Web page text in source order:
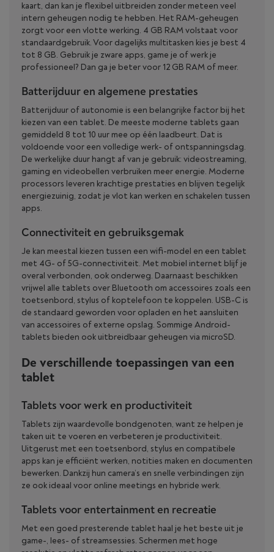
kaart, dan kan je flexibel uitbreiden zonder meteen veel
intern geheugen nodig te hebben. Het RAM-geheugen
zorgt voor een vlotte werking. 4 GB RAM volstaat voor
standaardgebruik. Voor dagelijks multitasken kies je best 4
tot 8 GB. Gebruik je zware apps, game je of werk je
professioneel? Dan ga je beter voor 12 GB RAM of meer.
Batterijduur en algemene prestaties
Batterijduur of autonomie is een belangrijke factor bij het
kiezen van een tablet. De meeste moderne tablets gaan
gemiddeld 8 tot 10 uur mee op één laadbeurt. Dat is
voldoende voor een volledige werk- of ontspanningsdag.
De werkelijke duur hangt af van je gebruik: videostreaming,
gaming en videobellen verbruiken meer energie. Moderne
processors leveren krachtige prestaties en blijven tegelijk
energiezuinig, zodat je vlot kan werken en schakelen tussen
apps.
Connectiviteit en gebruiksgemak
Je kan meestal kiezen tussen een wifi-model en een tablet
met 4G- of 5G-connectiviteit. Met mobiel internet blijf je
overal verbonden, ook onderweg. Daarnaast beschikken
vrijwel alle tablets over Bluetooth om accessoires zoals een
toetsenbord, stylus of koptelefoon te koppelen. USB-C is
de standaard geworden voor opladen en het aansluiten
van accessoires of externe opslag. Sommige Android-
tablets bieden ook uitbreidbaar geheugen via microSD.
De verschillende toepassingen van een
tablet
Tablets voor werk en productiviteit
Tablets zijn waardevolle bondgenoten, want ze helpen je
taken uit te voeren en verbeteren je productiviteit.
Uitgerust met een toetsenbord, stylus en compatibele
apps kan je efficiënt werken, notities maken en documenten
bewerken. Dankzij hun camera’s en snelle verbindingen zijn
ze ook ideaal voor online meetings en hybride werk.
Tablets voor entertainment en recreatie
Met een goed presterende tablet haal je het beste uit je
game-, lees- of streamsessies. Schermen met hoge